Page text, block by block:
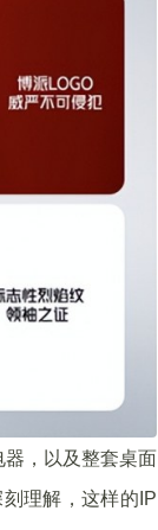
，以及整套桌面
理解，这样的IP